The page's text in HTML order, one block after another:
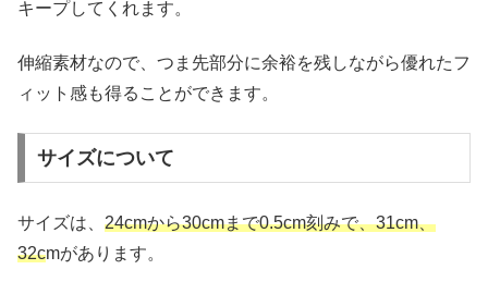
キープしてくれます。
伸縮素材なので、つま先部分に余裕を残しながら優れたフ
ィット感も得ることができます。
サイズについて
サイズは、 24cmから30cmまで0.5cm刻みで、31cm、
32cmがあります。